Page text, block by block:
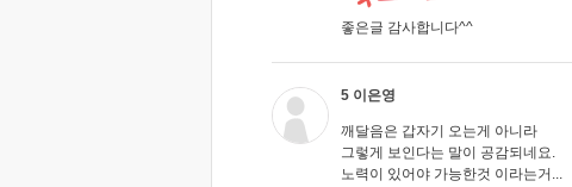
좋은글 감사합니다^^
5 이은영
깨달음은 갑자기 오는게 아니라
그렇게 보인다는 말이 공감되네요.
노력이 있어야 가능한것 이라는거...